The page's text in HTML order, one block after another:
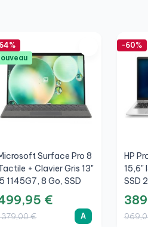
Surface Pro 8
+ Clavier Gris 13"
I5 1145G7, 8 Go, SSD
256 Go, 3K, Graphite, A
€
379,00 € A
-60%
HP
15,6"
SSD